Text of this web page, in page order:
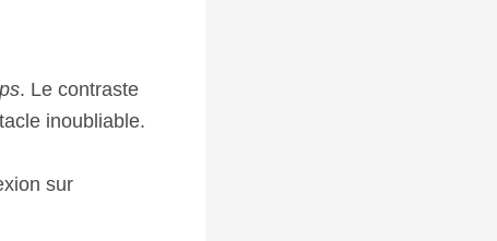
. Le contraste
inoubliable.
sur